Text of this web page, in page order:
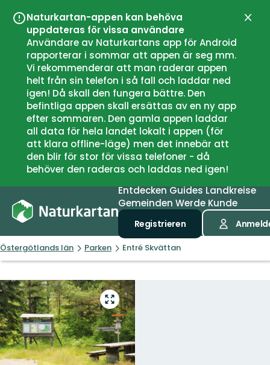
Naturkartan-appen kan behöva
uppdateras för vissa användare
Användare av Naturkartans app för Android
rapporterar i sommar att appen är seg mm.
Vi rekommenderar att man raderar appen
helt från sin telefon i så fall och laddar ned
igen! Då skall den fungera bättre. Den
befintliga appen skall ersättas av en ny app
efter sommaren. Den gamla appen laddar
all data för hela landet lokalt i appen (för
att klara offline-läge) men det innebär att
den blir för stor för vissa telefoner - då
behöver den raderas och laddas ned igen!
EntdeckenGuidesLandkreise
Gemeinden Werde Kunde
Registrieren
Östergötlands län Parken Entré Skvättan
Vollbild
öffnen